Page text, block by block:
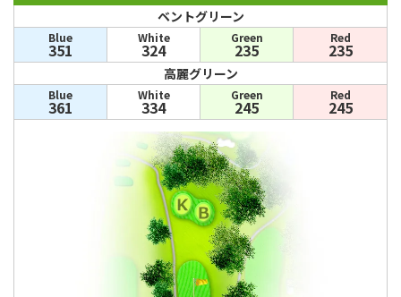
ベントグリーン
Blue
351
White
324
Green
235
Red
235
高麗グリーン
Blue
361
White
334
Green
245
Red
245